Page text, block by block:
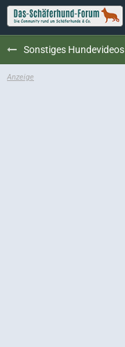
Sonstiges Hundevideos